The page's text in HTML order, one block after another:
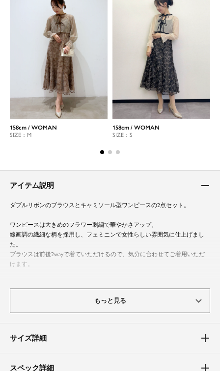
158cm / WOMAN
SIZE：M
158cm / WOMAN
SIZE：S
アイテム説明
ダブルリボンのブラウスとキャミソール型ワンピースの2点セット。
ワンピースは大きめのフラワー刺繍で華やかさアップ。
線画調の繊細な柄を採用し、フェミニンで女性らしい雰囲気に仕上げまし
た。
ブラウスは前後2wayで着ていただけるので、気分に合わせてご着用いただ
けます。
プ効果◎。
もっと見る
サイズ詳細
スペック詳細